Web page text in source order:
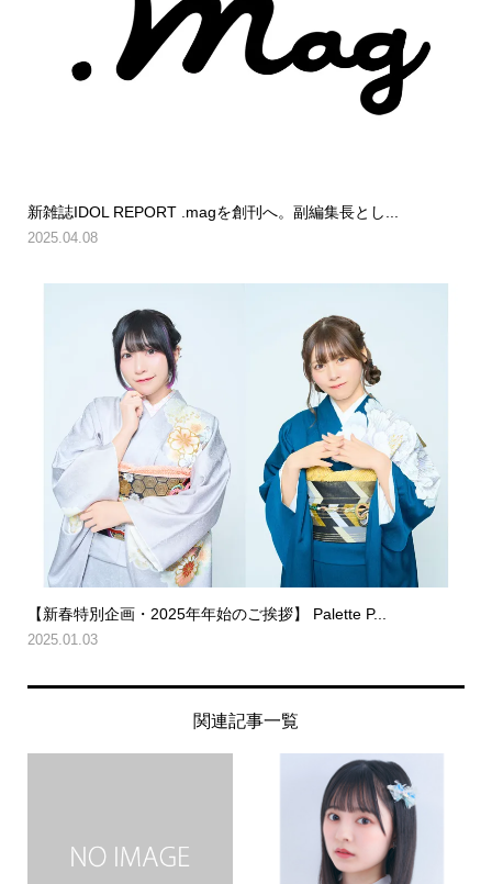
新雑誌IDOL REPORT .magを創刊へ。副編集長とし...
2025.04.08
【新春特別企画・2025年年始のご挨拶】 Palette P...
2025.01.03
関連記事一覧